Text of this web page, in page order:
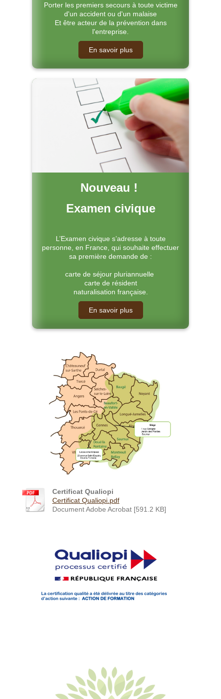
Porter les premiers secours à toute victime
d'un accident ou d'un malaise
Et être acteur de la prévention dans
l'entreprise.
En savoir plus
Nouveau !
Examen civique
L’Examen civique s’adresse à toute
personne, en France, qui souhaite effectuer
sa première demande de :
carte de séjour pluriannuelle
carte de résident
naturalisation française.
En savoir plus
Certificat Qualiopi
Certificat Qualiopi.pdf
Document Adobe Acrobat [591.2 KB]